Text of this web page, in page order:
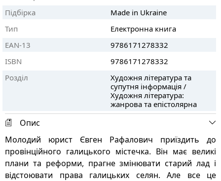
Підбірка
Made in Ukraine
Тип
Електронна книга
EAN-13
9786171278332
ISBN
9786171278332
Розділ
Художня література та
супутня інформація /
Художня література:
жанрова та епістолярна
Опис
Молодий юрист Євген Рафалович приїздить до
провінційного галицького містечка. Він має великі
плани та реформи, прагне змінювати старий лад і
відстоювати права галицьких селян. Але все це